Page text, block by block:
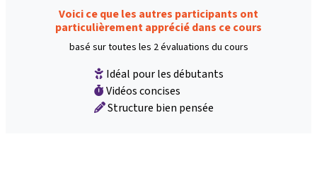
Voici ce que les autres participants ont
particulièrement apprécié dans ce cours
basé sur toutes les 2 évaluations du cours
Idéal pour les débutants
Vidéos concises
Structure bien pensée